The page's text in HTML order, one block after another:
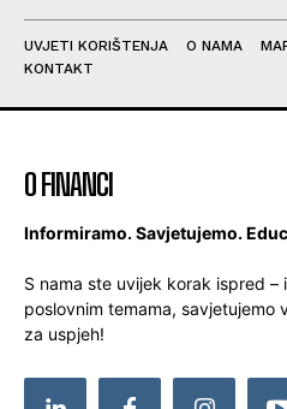
UVJETI KORIŠTENJA O NAMA
KONTAKT
O FINANCI
Informiramo. Savjetujemo.
S nama ste uvijek korak ispred –
poslovnim temama, savjetujemo
za uspjeh!